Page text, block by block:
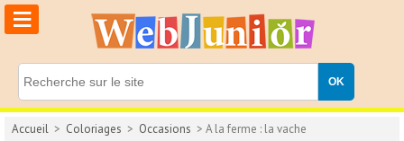
≡
Accueil > Coloriages > Occasions > A la ferme : la vache